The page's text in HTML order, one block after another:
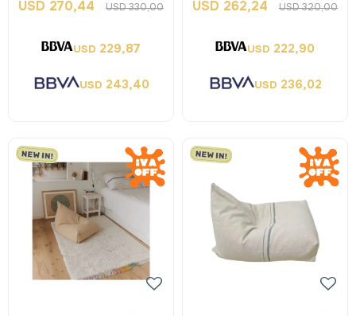
USD 270,44 USD330,00
USD 229,87
USD 243,40
USD 262,24 USD320,00
USD 222,90
USD 236,02